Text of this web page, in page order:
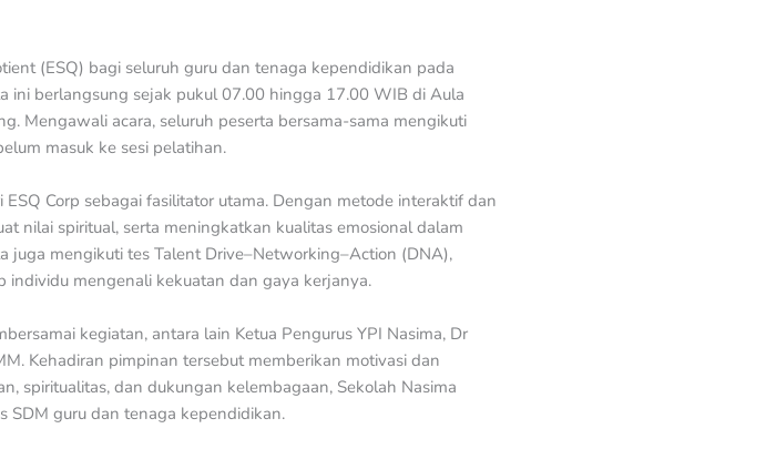
(ESQ) bagi seluruh guru dan tenaga kependidikan pada
ini berlangsung sejak pukul 07.00 hingga 17.00 WIB di Aula
Mengawali acara, seluruh peserta bersama-sama mengikuti
masuk ke sesi pelatihan.
Corp sebagai fasilitator utama. Dengan metode interaktif dan
nilai spiritual, serta meningkatkan kualitas emosional dalam
juga mengikuti tes Talent Drive–Networking–Action (DNA),
mengenali kekuatan dan gaya kerjanya.
kegiatan, antara lain Ketua Pengurus YPI Nasima, Dr
Kehadiran pimpinan tersebut memberikan motivasi dan
spiritualitas, dan dukungan kelembagaan, Sekolah Nasima
SDM guru dan tenaga kependidikan.